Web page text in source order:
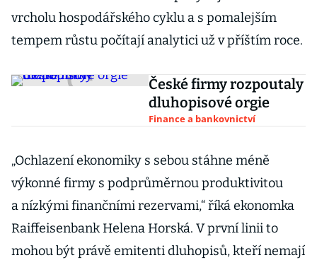
vrcholu hospodářského cyklu a s pomalejším
tempem růstu počítají analytici už v příštím roce.
České firmy rozpoutaly
dluhopisové orgie
Finance a bankovnictví
„Ochlazení ekonomiky s sebou stáhne méně
výkonné firmy s podprůměrnou produktivitou
a nízkými finančními rezervami,“ říká ekonomka
Raiffeisenbank Helena Horská. V první linii to
mohou být právě emitenti dluhopisů, kteří nemají